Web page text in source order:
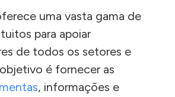
uma vasta gama de
para apoiar
de todos os setores e
é fornecer as
, informações e